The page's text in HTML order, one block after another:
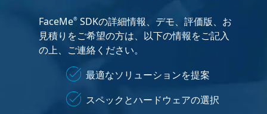
FaceMe®SDKの詳細情報、デモ、評価版、お
見積りをご希望の方は、以下の情報をご記入
の上、ご連絡ください。
最適なソリューションを提案
スペックとハードウェアの選択